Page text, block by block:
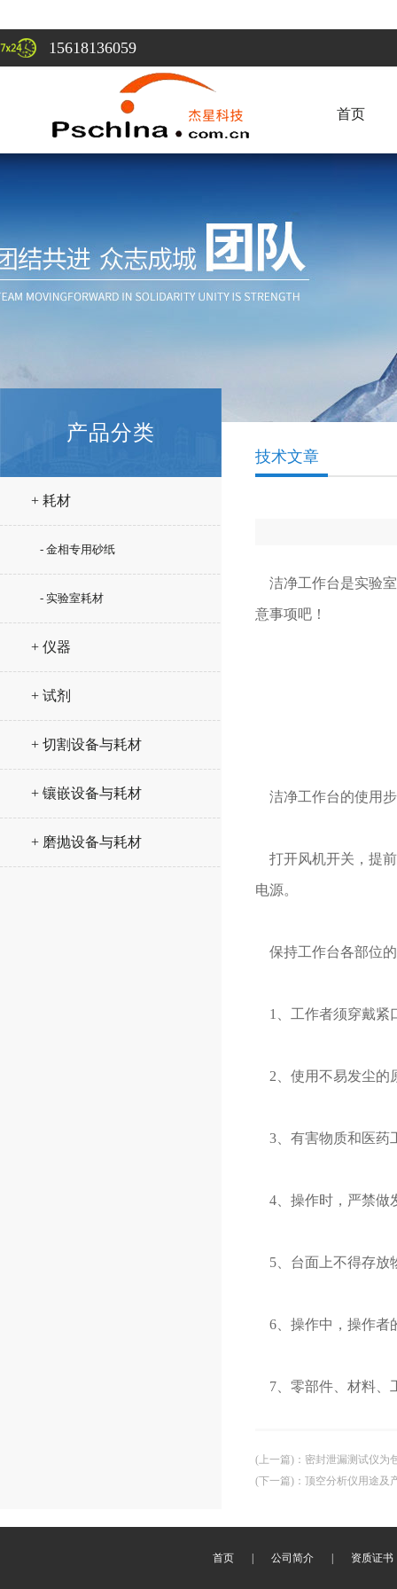
15618136059
首页
产品分类
+ 耗材
- 金相专用砂纸
- 实验室耗材
+ 仪器
+ 试剂
+ 切割设备与耗材
+ 镶嵌设备与耗材
+ 磨抛设备与耗材
技术文章
洁净工作台是实验室
意事项吧！
洁净工作台的使用
打开风机开关，提前
电源。
保持工作台各部位的
1、工作者须穿戴紧
2、使用不易发尘的
3、有害物质和医药
4、操作时，严禁做
5、台面上不得存放
6、操作中，操作者
7、零部件、材料、
(上一篇) ： 密封泄漏测试仪为
(下一篇) ： 顶空分析仪用途及
首页 | 公司简介 | 资质证书